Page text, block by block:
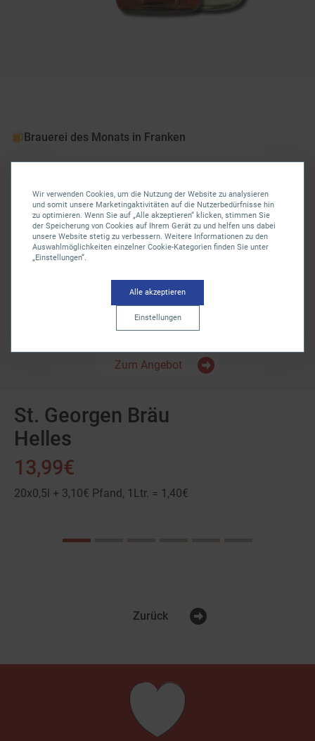
Brauerei des Monats in Franken
Zum Angebot
St. Georgen Bräu
Helles
13,99€
20x0,5l + 3,10€ Pfand, 1Ltr. = 1,40€
Zurück
Wir verwenden Cookies, um die Nutzung der Website zu analysieren
und somit unsere Marketingaktivitäten auf die Nutzerbedürfnisse hin
zu optimieren. Wenn Sie auf „Alle akzeptieren“ klicken, stimmen Sie
der Speicherung von Cookies auf Ihrem Gerät zu und helfen uns dabei
unsere Website stetig zu verbessern. Weitere Informationen zu den
Auswahlmöglichkeiten einzelner Cookie-Kategorien finden Sie unter
„Einstellungen“.
Einstellungen
Alle akzeptieren